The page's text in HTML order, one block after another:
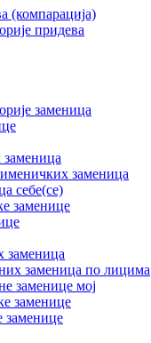
(компарација)
придева
заменица
заменица
себе(се)
заменице
заменица
заменица по лицима
заменице мој
заменице
заменице